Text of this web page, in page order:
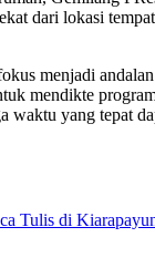
dari lokasi tempat
menjadi andalan
mendikte
waktu yang tepat
Tulis di